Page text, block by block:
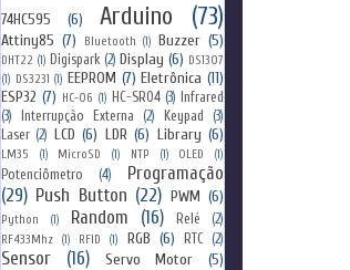
74HC595 (6) Arduino (73)
Attiny85 (7) Bluetooth (1) Buzzer (5)
DHT22 (1) Digispark (2) Display (6) DS1307
(1) DS3231 (1) EEPROM (7) Eletrônica (11)
ESP32 (7) HC-06 (1) HC-SR04 (3) Infrared
(3)
Interrupção Externa (2) Keypad
(3)
Laser (2) LCD (6) LDR (6) Library (6)
LM35 (1) MicroSD (1) NTP (1) OLED (1)
Potenciômetro (4)
Programação
(29) Push Button (22) PWM (6)
Python (1) Random (16) Relé (2)
RF433Mhz (1) RFID (1) RGB (6) RTC (2)
Sensor (16) Servo Motor (5)